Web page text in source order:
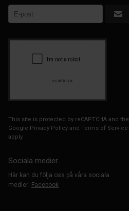
This site is protected by reCAPTCHA and the
Google Privacy Policyand Terms of Service
apply.
Sociala medier
Här kan du följa oss på våra sociala
medier: Facebook